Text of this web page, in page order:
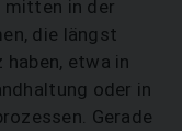
mitten in der
die längst
etwa in
oder in
Gerade